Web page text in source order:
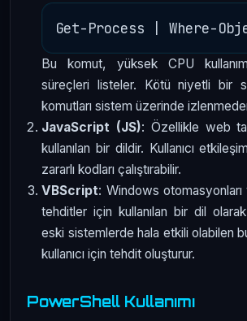
Bu komut, yüksek CPU
süreçleri listeler. Kötü niyetli bir
komutları sistem üzerinde
JavaScript (JS): Özellikle web
kullanılan bir dildir. Kullanıcı
zararlı kodları çalıştırabilir.
VBScript: Windows otomasyonları
tehditler için kullanılan bir dil
eski sistemlerde hala etkili olabilen
kullanıcı için tehdit oluşturur.
PowerShell Kullanımı